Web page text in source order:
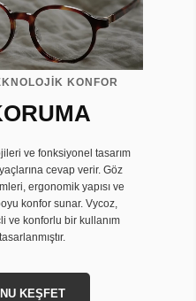
KONFOR
ve fonksiyonel tasarım
cevap verir. Göz
ergonomik yapısı ve
konfor sunar. Vycoz,
ve konforlu bir kullanım
KEŞFET